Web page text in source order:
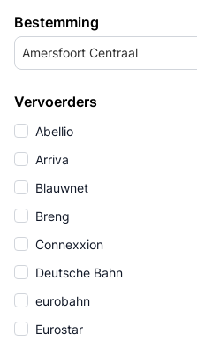
Bestemming
Amersfoort Centraal
Vervoerders
Abellio
Arriva
Blauwnet
Breng
Connexxion
Deutsche Bahn
eurobahn
Eurostar